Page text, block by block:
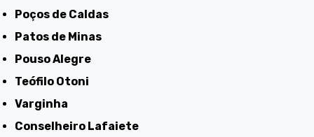
Poços de Caldas
Patos de Minas
Pouso Alegre
Teófilo Otoni
Varginha
Conselheiro Lafaiete